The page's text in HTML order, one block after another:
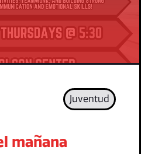
Juventud
mañana